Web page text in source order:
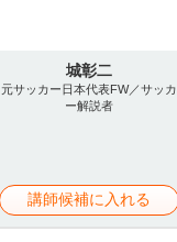
城彰二
元サッカー日本代表FW／サッカ
ー解説者
講師候補に入れる